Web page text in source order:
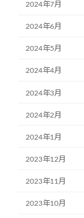
2024年7月
2024年6月
2024年5月
2024年4月
2024年3月
2024年2月
2024年1月
2023年12月
2023年11月
2023年10月